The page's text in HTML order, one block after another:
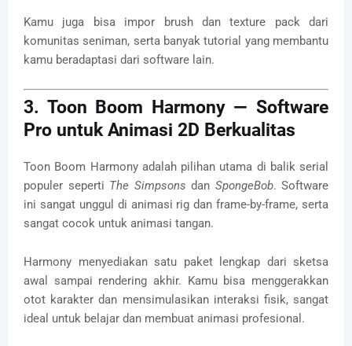
Kamu juga bisa impor brush dan texture pack dari
komunitas seniman, serta banyak tutorial yang membantu
kamu beradaptasi dari software lain.
3. Toon Boom Harmony — Software
Pro untuk Animasi 2D Berkualitas
Toon Boom Harmony adalah pilihan utama di balik serial
populer seperti The Simpsons dan SpongeBob. Software
ini sangat unggul di animasi rig dan frame-by-frame, serta
sangat cocok untuk animasi tangan.
Harmony menyediakan satu paket lengkap dari sketsa
awal sampai rendering akhir. Kamu bisa menggerakkan
otot karakter dan mensimulasikan interaksi fisik, sangat
ideal untuk belajar dan membuat animasi profesional.